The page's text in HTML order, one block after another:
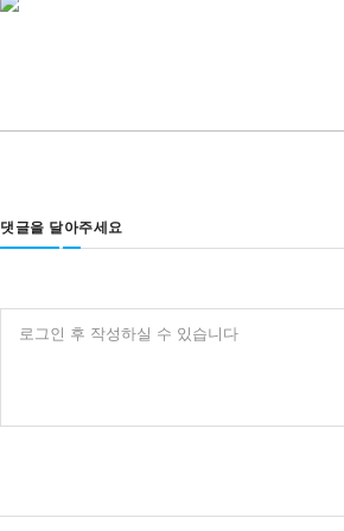
댓글을 달아주세요
로그인 후 작성하실 수 있습니다